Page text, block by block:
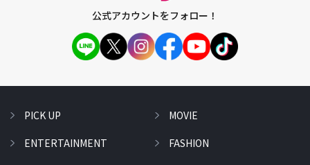
公式アカウントをフォロー！
PICK UP
ENTERTAINMENT
MOVIE
FASHION